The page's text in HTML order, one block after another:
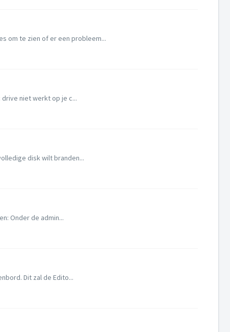
om te zien of er een probleem...
niet werkt op je c...
disk wilt branden...
Onder de admin...
Dit zal de Edito...